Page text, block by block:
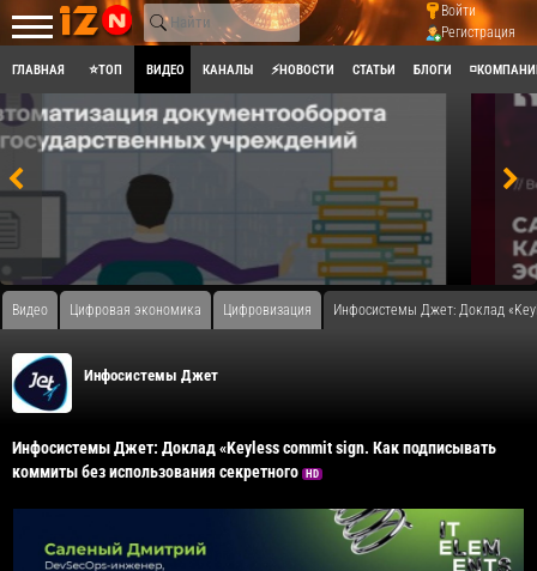
Войти
Регистрация
ГЛАВНАЯ ⭐ТОП ВИДЕО КАНАЛЫ ⚡НОВОСТИ СТАТЬИ БЛОГИ
Видео Цифровая экономика Цифровизация Инфосистемы Джет: Доклад
Инфосистемы Джет
Инфосистемы Джет: Доклад «Keyless commit sign. Как подписывать
коммиты без использования секретного
HD